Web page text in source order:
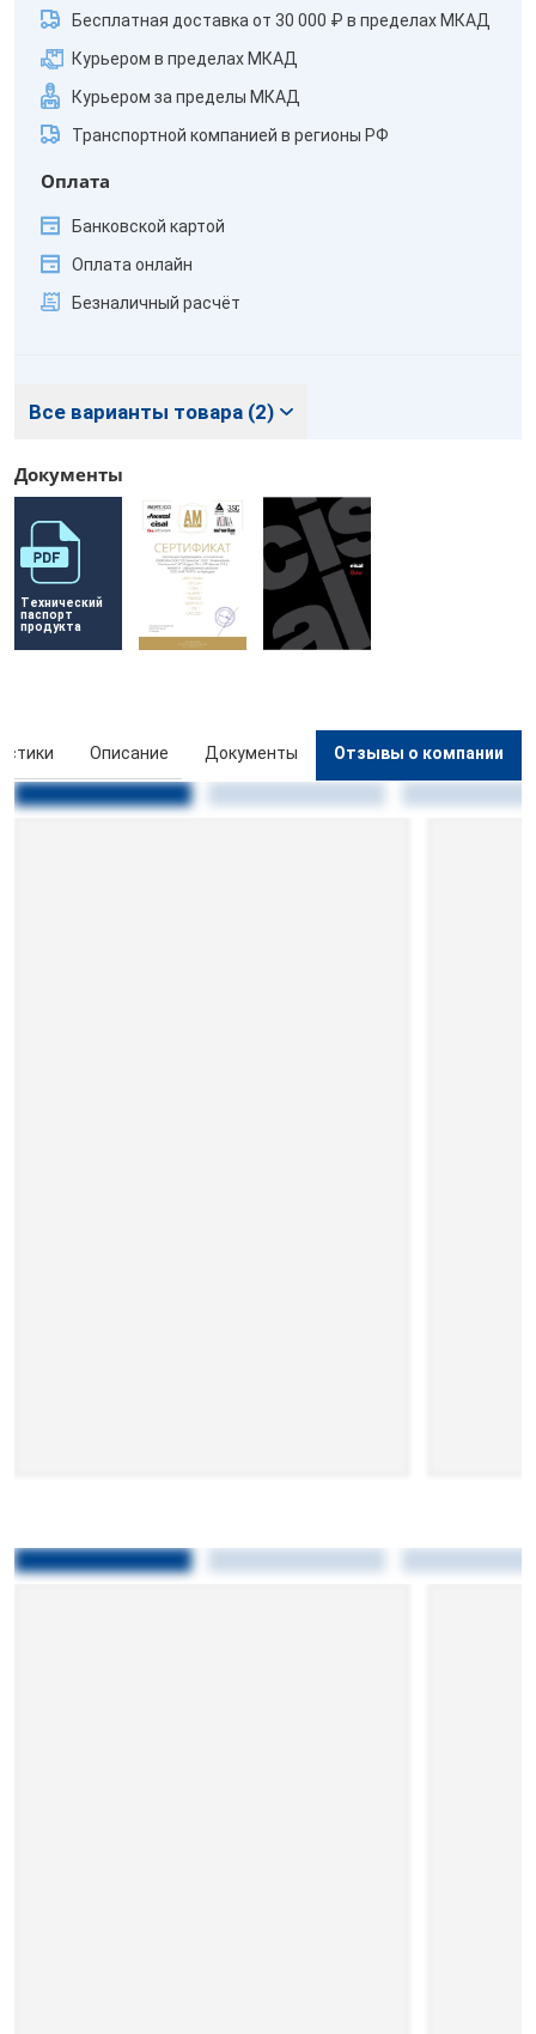
Бесплатная доставка от 30 000 ₽ в пределах МКАД
Курьером в пределах МКАД
Курьером за пределы МКАД
Транспортной компанией в регионы РФ
Оплата
Банковской картой
Оплата онлайн
Безналичный расчёт
Все варианты товара (2)
Документы
Технический
паспорт
продукта
Описание Документы Отзывы о компании